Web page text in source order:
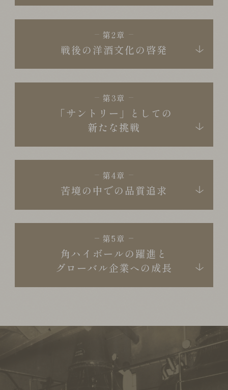
第2章
戦後の洋酒文化の啓発
第3章
「サントリー」としての
新たな挑戦
第4章
苦境の中での品質追求
第5章
角ハイボールの躍進と
グローバル企業への成長